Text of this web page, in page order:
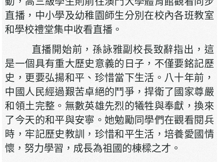
直播，中小學及幼稚園師生分別在校內各班教室
和學校禮堂集中收看直播。
直播開始前，孫詠雅副校長致辭指出，這
是一個具有重大歷史意義的日子，不僅要銘記歷
史，更要弘揚和平、珍惜當下生活。八十年前，
中國人民經過艱苦卓絕的鬥爭，捍衛了國家尊嚴
和領土完整。無數英雄先烈的犧牲與奉獻，換來
了今天的和平與安寧。她勉勵同學們在觀看閱兵
時，牢記歷史教訓，珍惜和平生活，培養愛國情
懷，努力學習，成長為祖國的棟樑之才。